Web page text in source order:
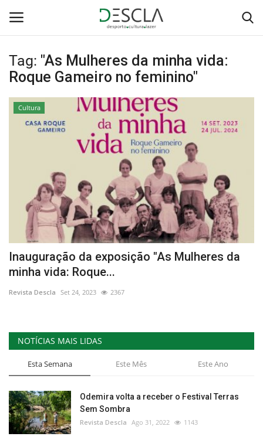
Login Registar
Home
...by Descla
Contactos
Sobre Nós
Educação
Ficha técnica
Cultura
Lazer
Ambiente
Tag: "As Mulheres da minha vida:
Roque Gameiro no feminino"
Cultura
Inauguração da exposição "As Mulheres da
minha vida: Roque...
Revista Descla Set 24, 2023 2367
NOTÍCIAS MAIS LIDAS
Esta Semana Este Mês Este Ano
Odemira volta a receber o Festival Terras
Sem Sombra
Revista Descla Ago 31, 2022 1143